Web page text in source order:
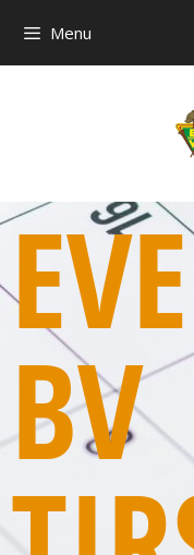
Menu
BV